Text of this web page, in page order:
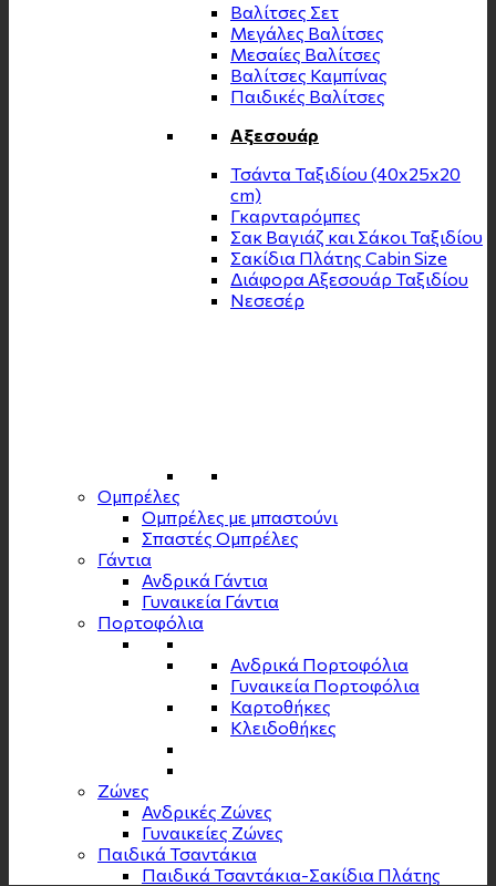
Βαλίτσες Σετ
Μεγάλες Βαλίτσες
Μεσαίες Βαλίτσες
Βαλίτσες Καμπίνας
Παιδικές Βαλίτσες
Αξεσουάρ
Τσάντα Ταξιδίου (40x25x20
cm)
Γκαρνταρόμπες
Σακ Βαγιάζ και Σάκοι Ταξιδίου
Σακίδια Πλάτης Cabin Size
Διάφορα Αξεσουάρ Ταξιδίου
Νεσεσέρ
Ομπρέλες
Ομπρέλες με μπαστούνι
Σπαστές Ομπρέλες
Γάντια
Ανδρικά Γάντια
Γυναικεία Γάντια
Πορτοφόλια
Ανδρικά Πορτοφόλια
Γυναικεία Πορτοφόλια
Καρτοθήκες
Κλειδοθήκες
Zώνες
Ανδρικές Ζώνες
Γυναικείες Ζώνες
Παιδικά Τσαντάκια
Παιδικά Τσαντάκια-Σακίδια Πλάτης